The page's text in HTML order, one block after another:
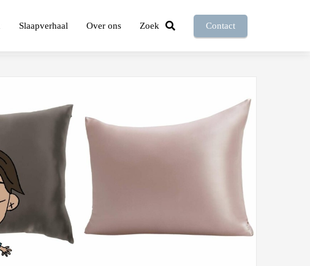
Slaapverhaal Over ons Zoek Contact